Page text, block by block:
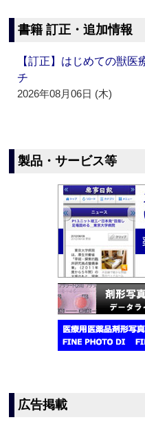
書籍 訂正・追加情報
【訂正】はじめての獣
チ
2026年08月06日 (木)
製品・サービス等
広告掲載